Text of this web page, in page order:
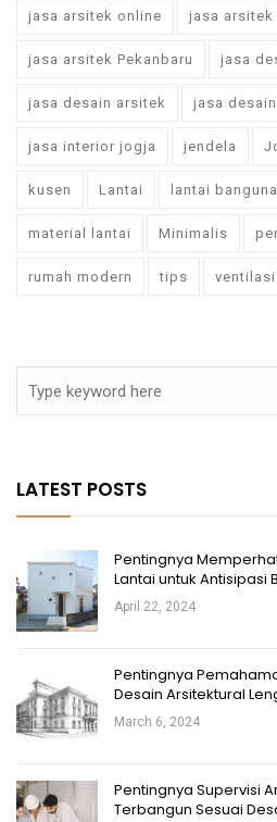
jasa arsitek online jasa arsitek
jasa arsitek Pekanbaru jasa
jasa desain arsitek jasa
jasa interior jogja jendela
kusen Lantai lantai
material lantai Minimalis
rumah modern tips ventilasi
LATEST POSTS
Pentingnya
Lantai untuk Antisipasi
April 22, 2024
Pentingnya
Desain Arsitektural
March 6, 2024
Pentingnya Supervisi
Terbangun Sesuai